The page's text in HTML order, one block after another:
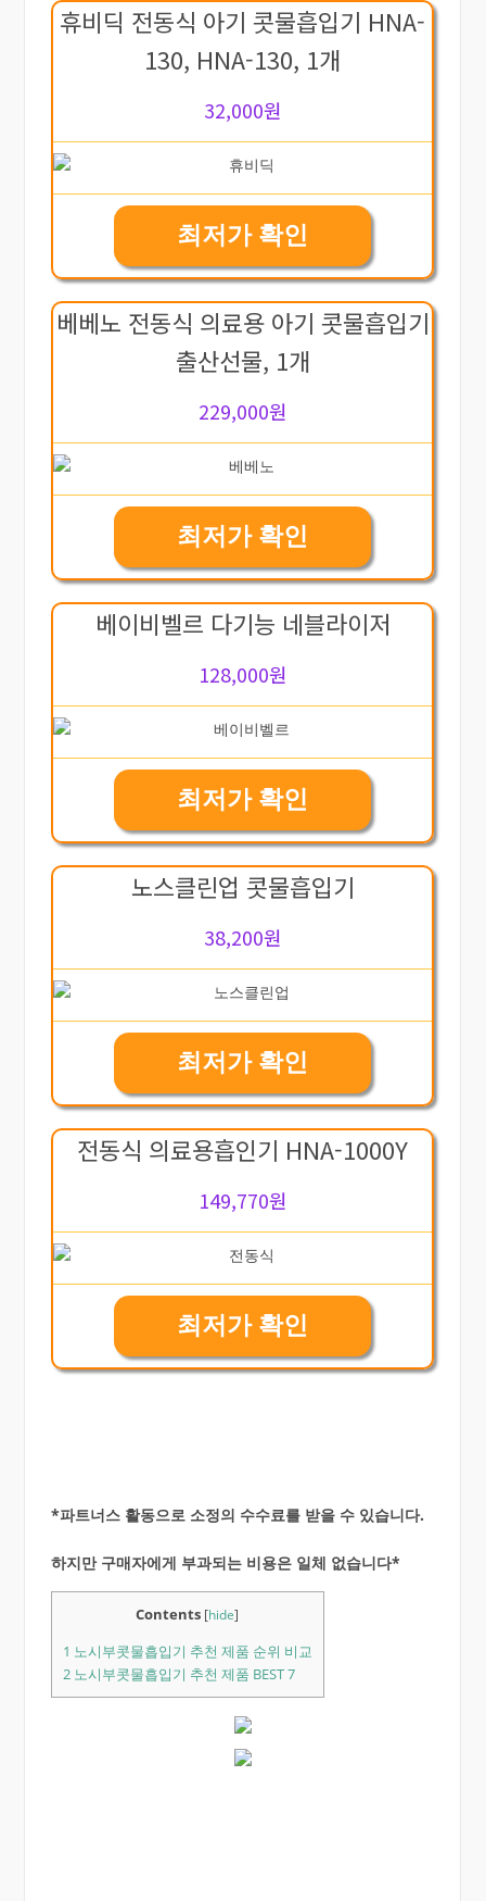
휴비딕 전동식 아기 콧물흡입기 HNA-
130, HNA-130, 1개
32,000원
최저가 확인
베베노 전동식 의료용 아기 콧물흡입기
출산선물, 1개
229,000원
최저가 확인
베이비벨르 다기능 네블라이저
128,000원
최저가 확인
노스클린업 콧물흡입기
38,200원
최저가 확인
전동식 의료용흡인기 HNA-1000Y
149,770원
최저가 확인
*파트너스 활동으로 소정의 수수료를 받을 수 있습니다.
하지만 구매자에게 부과되는 비용은 일체 없습니다*
Contents [hide]
1 노시부콧물흡입기 추천 제품 순위 비교
2노시부콧물흡입기 추천 제품 BEST 7